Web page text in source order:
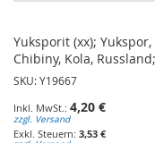
Yuksporit (xx); Yukspor,
Chibiny, Kola,
SKU: Y19667
4,20 €
zzgl. Versand
3,53 €